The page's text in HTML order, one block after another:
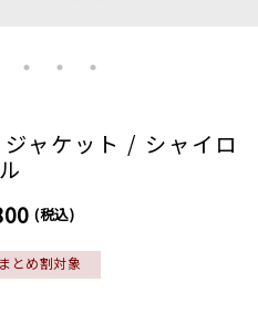
ャケット / シャイロ
ル
(税込)
まとめ割対象